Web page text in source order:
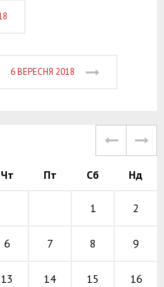
6 ВЕРЕСНЯ 2018
Чт Пт Сб Нд
1 2
6 7 8 9
13 14 15 16